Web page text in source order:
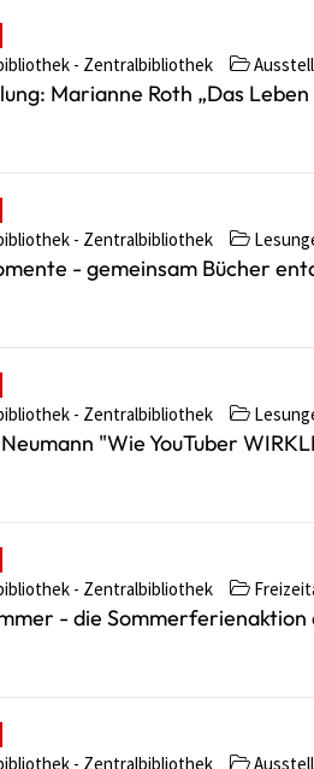
- Zentralbibliothek
Marianne Roth „Das Leben
- Zentralbibliothek
- gemeinsam Bücher
- Zentralbibliothek
"Wie YouTuber
- Zentralbibliothek
- die
- Zentralbibliothek